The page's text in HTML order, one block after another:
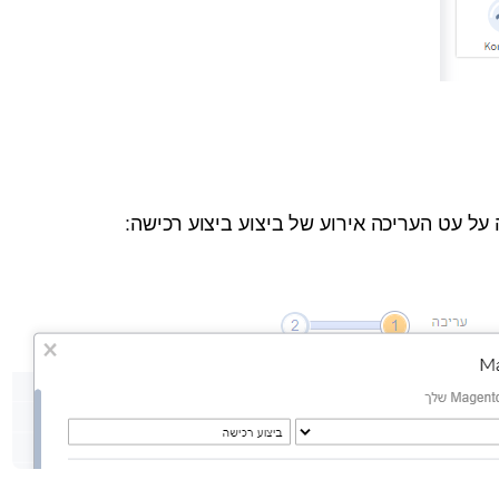
עט העריכה אירוע של ביצוע ביצוע רכישה: